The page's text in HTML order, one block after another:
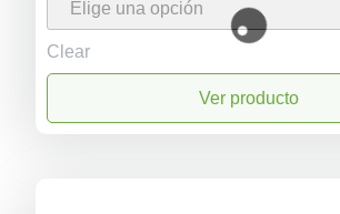
Clear
Ver producto